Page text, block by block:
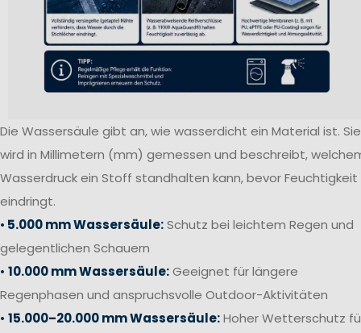
Die Wassersäule gibt an, wie wasserdicht ein Material ist. Sie
wird in Millimetern (mm) gemessen und beschreibt,
Wasserdruck ein Stoff standhalten kann, bevor Feuchtigkeit
eindringt.
• 5.000 mm Wassersäule:Schutz bei leichtem Regen und
gelegentlichen Schauern
• 10.000 mm Wassersäule:Geeignet für längere
Regenphasen und anspruchsvolle Outdoor-Aktivitäten
• 15.000–20.000 mm Wassersäule:Hoher Wetterschutz